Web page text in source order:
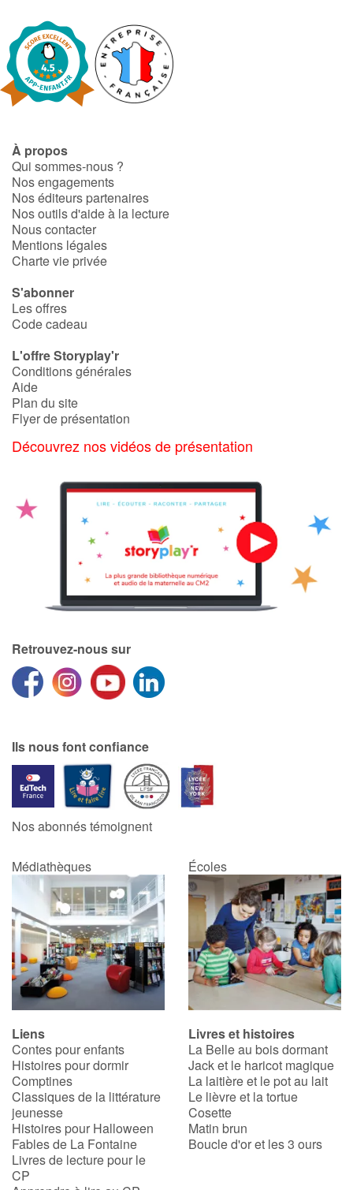
À propos
Qui sommes-nous ?
Nos engagements
Nos éditeurs partenaires
Nos outils d'aide à la lecture
Nous contacter
Mentions légales
Charte vie privée
S'abonner
Les offres
Code cadeau
L'offre Storyplay'r
Conditions générales
Aide
Plan du site
Flyer de présentation
Découvrez nos vidéos de présentation
Retrouvez-nous sur
Ils nous font confiance
Nos abonnés témoignent
Médiathèques Écoles
Liens
Contes pour enfants
Histoires pour dormir
Comptines
Classiques de la littérature
jeunesse
Histoires pour Halloween
Fables de La Fontaine
Livres de lecture pour le
CP
Livres et histoires
La Belle au bois dormant
Jack et le haricot magique
La laitière et le pot au lait
Le lièvre et la tortue
Cosette
Matin brun
Boucle d'or et les 3 ours